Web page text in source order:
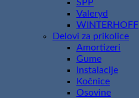
SPP
Valeryd
WINTERHOFF
Delovi za prikolice
Amortizeri
Gume
Instalacije
Kočnice
Osovine